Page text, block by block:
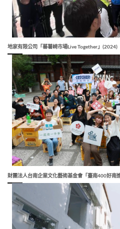
地家有限公司「蕃薯崎市場Live Together」(2024)
財團法人台南企業文化藝術基金會「臺南400好南